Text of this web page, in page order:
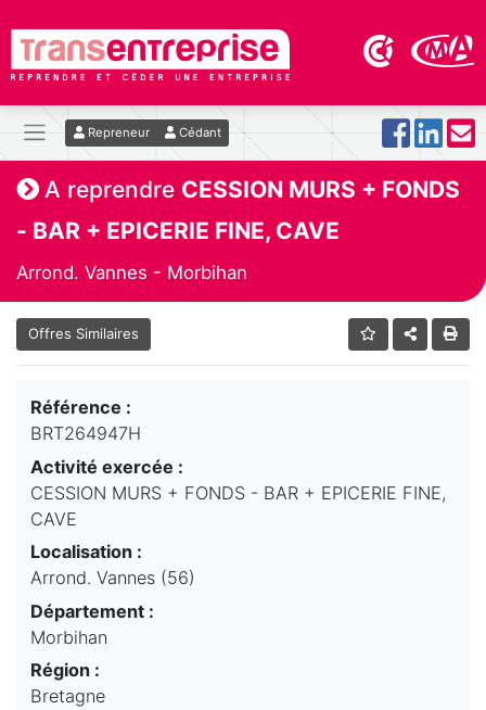
Repreneur Cédant
A reprendre CESSION MURS + FONDS
- BAR + EPICERIE FINE, CAVE
Arrond. Vannes - Morbihan
Offres Similaires
Référence :
BRT264947H
Activité exercée :
CESSION MURS + FONDS - BAR + EPICERIE FINE,
CAVE
Localisation :
Arrond. Vannes (56)
Département :
Morbihan
Région :
Bretagne